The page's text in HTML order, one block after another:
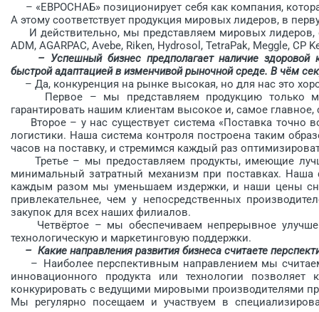
– «ЕВРОСНАБ» позиционирует себя как компания,
А этому соответствует продукция мировых лидеров, в
И действительно, мы представляем мировых лидеров,
ADM, AGARPAC, Avebe, Riken, Hydrosol, TetraPak, Meggle, CP
– Успешный бизнес предполагает наличие
быстрой адаптацией в изменчивой рыночной среде. В чём
– Да, конкуренция на рынке высокая, но для нас это
Первое – мы представляем продукцию только
гарантировать нашим клиентам высокое и, самое главное,
Второе – у нас существует система «Поставка точно
логистики. Наша система контроля построена таким
часов на поставку, и стремимся каждый раз
Третье – мы предоставляем продукты, имеющие
минимальный затратный механизм при поставках. Наша
каждым разом мы уменьшаем издержки, и наши цены
привлекательнее, чем у непосредственных
закупок для всех наших филиалов.
Четвёртое – мы обеспечиваем непрерывное
технологическую и маркетинговую поддержки.
– Какие направления развития бизнеса считаете
– Наиболее перспективным направлением мы
инновационного продукта или технологии
конкурировать с ведущими мировыми производителями
Мы регулярно посещаем и участвуем в